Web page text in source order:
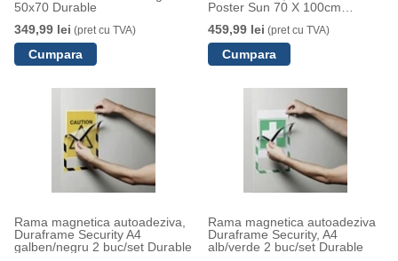
50x70 Durable
349,99 lei (pret cu TVA)
Poster Sun 70 X 100cm
459,99 lei (pret cu TVA)
Rama magnetica autoadeziva,
Duraframe Security A4
galben/negru 2 buc/set Durable
Rama magnetica autoadeziva
Duraframe Security, A4
alb/verde 2 buc/set Durable